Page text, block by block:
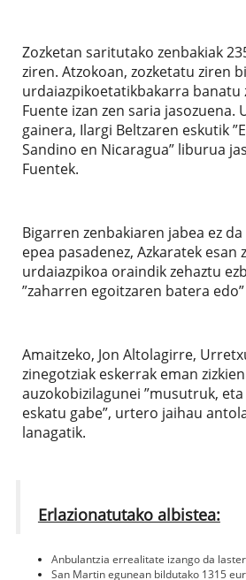
Zozketan saritutako zenbakiak
ziren. Atzokoan, zozketatu ziren bi
urdaiazpikoetatikbakarra banatu
Fuente izan zen saria jasozuena.
gainera, Ilargi Beltzaren eskutik
Sandino en Nicaragua” liburua
Fuentek.
Bigarren zenbakiaren jabea ez
epea pasadenez, Azkaratek esan
urdaiazpikoa oraindik zehaztu
”zaharren egoitzaren batera
Amaitzeko, Jon Altolagirre,
zinegotziak eskerrak eman
auzokobizilagunei ”musutruk,
eskatu gabe”, urtero jaihau
lanagatik.
Erlazionatutako albistea:
Anbulantzia errealitate izango da
San Martin egunean bildutako 1315